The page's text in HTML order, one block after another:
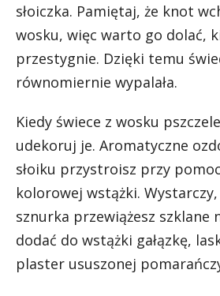
słoiczka. Pamiętaj, że knot
wosku, więc warto go dolać,
przestygnie. Dzięki temu
równomiernie wypalała.
Kiedy świece z wosku
udekoruj je. Aromatyczne
słoiku przystroisz przy
kolorowej wstążki. Wystarczy,
sznurka przewiążesz szklane
dodać do wstążki gałązkę,
plaster ususzonej